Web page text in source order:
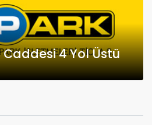
4 Yol Üstü